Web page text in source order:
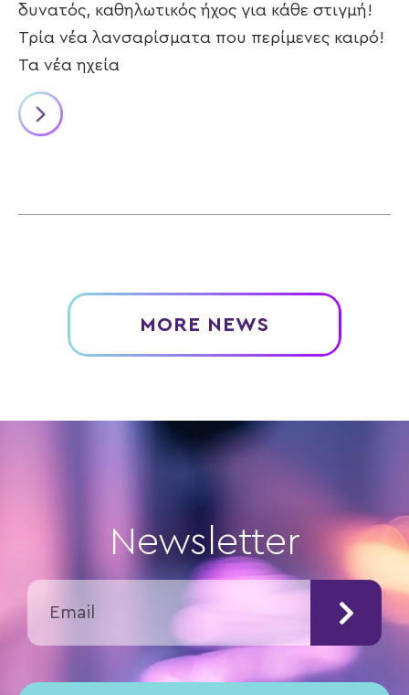
δυνατός, καθηλωτικός ήχος για κάθε στιγμή!
Τρία νέα λανσαρίσματα που περίμενες καιρό!
Τα νέα ηχεία
MORE NEWS
Newsletter